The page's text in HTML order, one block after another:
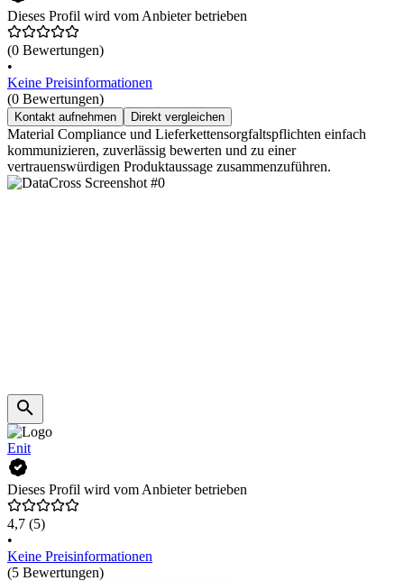
Dieses Profil wird vom Anbieter betrieben
(0 Bewertungen)
•
Keine Preisinformationen
(0 Bewertungen)
Kontakt aufnehmen Direkt vergleichen
Material Compliance und Lieferkettensorgfaltspflichten einfach
kommunizieren, zuverlässig bewerten und zu einer
vertrauenswürdigen Produktaussage zusammenzuführen.
Enit
Dieses Profil wird vom Anbieter betrieben
4,7 (5)
•
Keine Preisinformationen
(5 Bewertungen)